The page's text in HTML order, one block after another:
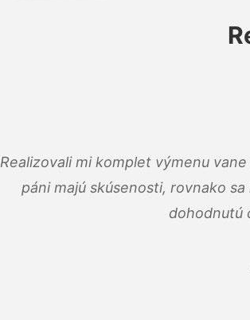
Realizovali mi komplet výmenu
páni majú skúsenosti, rovnako
dohodnutú